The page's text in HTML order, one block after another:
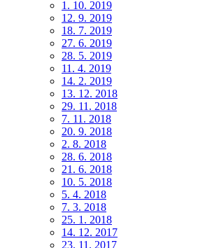
1. 10. 2019
12. 9. 2019
18. 7. 2019
27. 6. 2019
28. 5. 2019
11. 4. 2019
14. 2. 2019
13. 12. 2018
29. 11. 2018
7. 11. 2018
20. 9. 2018
2. 8. 2018
28. 6. 2018
21. 6. 2018
10. 5. 2018
5. 4. 2018
7. 3. 2018
25. 1. 2018
14. 12. 2017
23. 11. 2017